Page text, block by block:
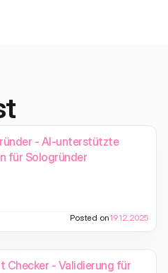
- AI-unterstützte
für Sologründer
Posted on19.12.2025
Checker - Validierung für